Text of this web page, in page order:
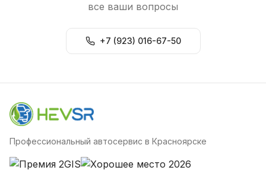
все ваши вопросы
+7 (923) 016-67-50
Профессиональный автосервис в Красноярске